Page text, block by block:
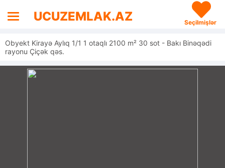
UCUZEMLAK.AZ Seçilmişlər
Obyekt Kirayə Aylıq 1/1 1 otaqlı 2100 m² 30 sot - Bakı Binəqədi
rayonu Çiçək qəs.